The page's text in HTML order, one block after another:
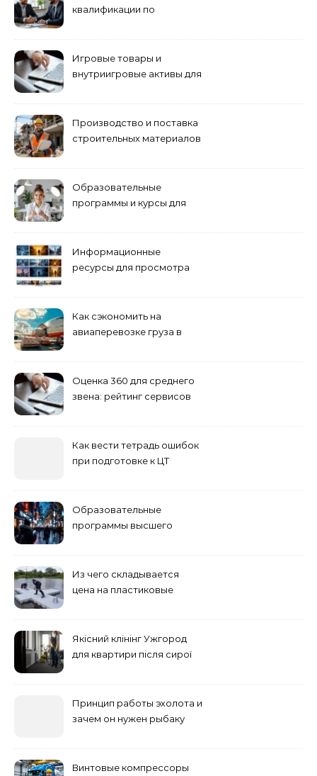
квалификации по
Игровые товары и
внутриигровые активы для
приобретения
Производство и поставка
строительных материалов
Образовательные
программы и курсы для
Информационные
ресурсы для просмотра
Как сэкономить на
авиаперевозке груза в
Оценка 360 для среднего
звена: рейтинг сервисов
Как вести тетрадь ошибок
при подготовке к ЦТ
Образовательные
программы высшего
Из чего складывается
цена на пластиковые
Якісний клінінг Ужгород
для квартири після сирої
Принцип работы эхолота и
зачем он нужен рыбаку
Винтовые компрессоры